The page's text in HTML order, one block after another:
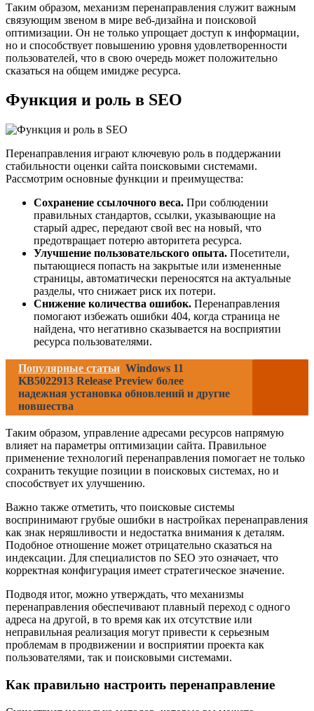
Таким образом, механизм перенаправления служит важным
связующим звеном в мире веб-дизайна и поисковой
оптимизации. Он не только упрощает доступ к информации,
но и способствует повышению уровня удовлетворенности
пользователей, что в свою очередь может положительно
сказаться на общем имидже ресурса.
Функция и роль в SEO
Перенаправления играют ключевую роль в поддержании
стабильности оценки сайта поисковыми системами.
Рассмотрим основные функции и преимущества:
Сохранение ссылочного веса. При соблюдении
правильных стандартов, ссылки, указывающие на
старый адрес, передают свой вес на новый, что
предотвращает потерю авторитета ресурса.
Улучшение пользовательского опыта. Посетители,
пытающиеся попасть на закрытые или измененные
страницы, автоматически переносятся на актуальные
разделы, что снижает риск их потери.
Снижение количества ошибок. Перенаправления
помогают избежать ошибки 404, когда страница не
найдена, что негативно сказывается на восприятии
ресурса пользователями.
Популярные статьи Windows 11
KB5022913 Release Preview более
надежная установка обновлений и другие
новшества
Таким образом, управление адресами ресурсов напрямую
влияет на параметры оптимизации сайта. Правильное
применение технологий перенаправления помогает не только
сохранить текущие позиции в поисковых системах, но и
способствует их улучшению.
Важно также отметить, что поисковые системы
воспринимают грубые ошибки в настройках перенаправления
как знак неряшливости и недостатка внимания к деталям.
Подобное отношение может отрицательно сказаться на
индексации. Для специалистов по SEO это означает, что
корректная конфигурация имеет стратегическое значение.
Подводя итог, можно утверждать, что механизмы
перенаправления обеспечивают плавный переход с одного
адреса на другой, в то время как их отсутствие или
неправильная реализация могут привести к серьезным
проблемам в продвижении и восприятии проекта как
пользователями, так и поисковыми системами.
Как правильно настроить перенаправление